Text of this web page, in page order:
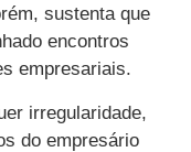
sustenta que
encontros
empresariais.
irregularidade,
do empresário